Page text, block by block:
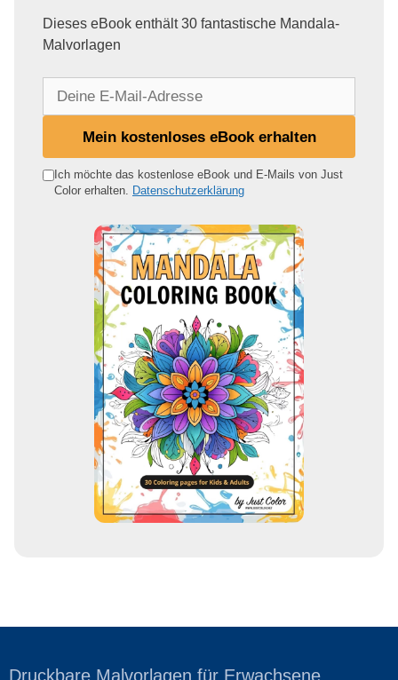
Dieses eBook enthält 30 fantastische Mandala-
Malvorlagen
e
Mein kostenloses eBook erhalten
Ich möchte das kostenlose eBook und E-Mails von Just
Color erhalten.
Datenschutzerklärung
Druckbare Malvorlagen für Erwachsene